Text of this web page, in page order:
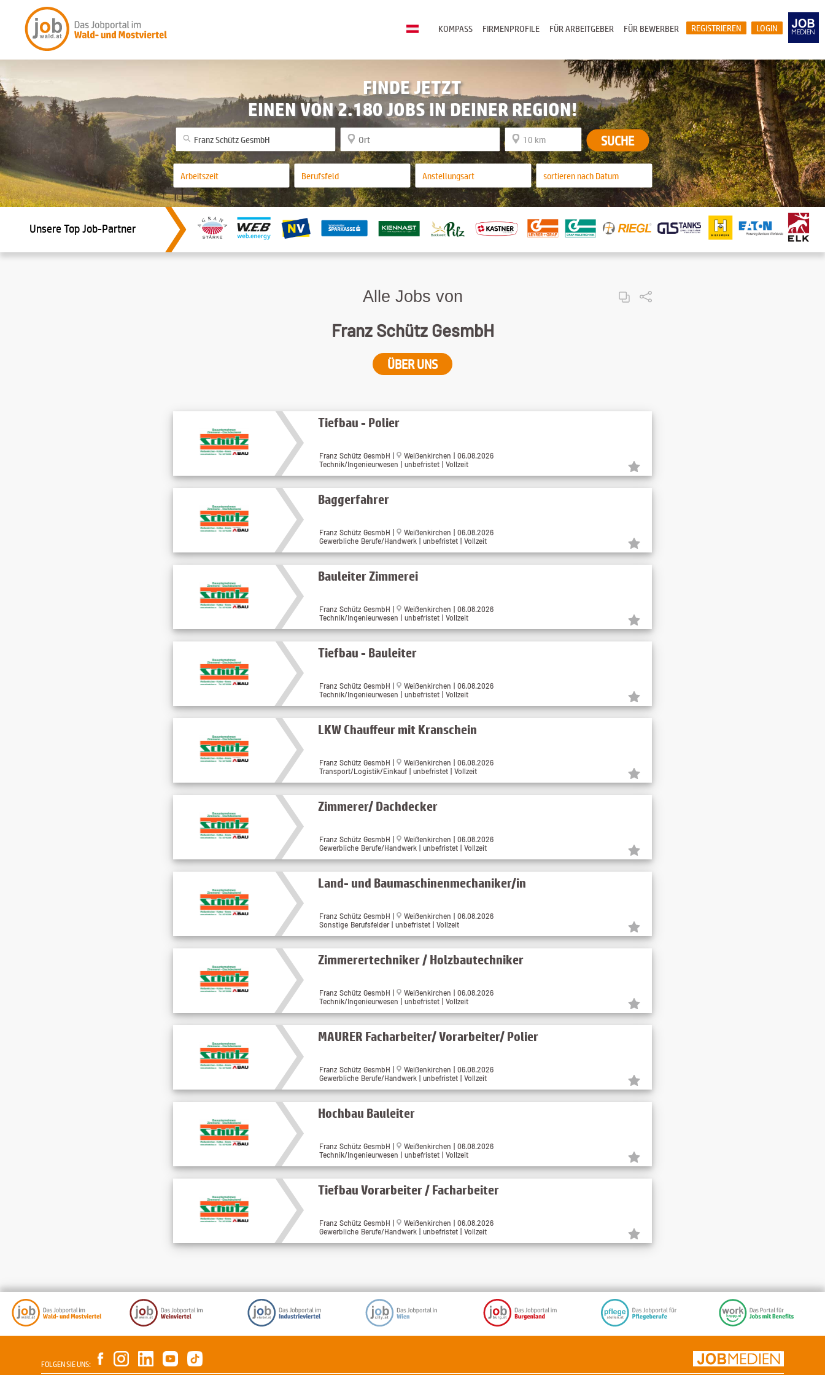
LOGIN
REGISTRIEREN
FÜR BEWERBER
FÜR ARBEITGEBER
FIRMENPROFILE
KOMPASS
FINDE JETZT
EINEN VON 2.180 JOBS IN DEINER REGION!
SUCHE
Unsere Top Job-Partner
Alle Jobs von
Franz Schütz GesmbH
ÜBER UNS
Tiefbau - Polier
Franz Schütz GesmbH |
Weißenkirchen | 06.08.2026
Technik/Ingenieurwesen | unbefristet | Vollzeit
Baggerfahrer
Franz Schütz GesmbH |
Weißenkirchen | 06.08.2026
Gewerbliche Berufe/Handwerk | unbefristet | Vollzeit
Bauleiter Zimmerei
Franz Schütz GesmbH |
Weißenkirchen | 06.08.2026
Technik/Ingenieurwesen | unbefristet | Vollzeit
Tiefbau - Bauleiter
Franz Schütz GesmbH |
Weißenkirchen | 06.08.2026
Technik/Ingenieurwesen | unbefristet | Vollzeit
LKW Chauffeur mit Kranschein
Franz Schütz GesmbH |
Weißenkirchen | 06.08.2026
Transport/Logistik/Einkauf | unbefristet | Vollzeit
Zimmerer/ Dachdecker
Franz Schütz GesmbH |
Weißenkirchen | 06.08.2026
Gewerbliche Berufe/Handwerk | unbefristet | Vollzeit
Land- und Baumaschinenmechaniker/in
Franz Schütz GesmbH |
Weißenkirchen | 06.08.2026
Sonstige Berufsfelder | unbefristet | Vollzeit
Zimmerertechniker / Holzbautechniker
Franz Schütz GesmbH |
Weißenkirchen | 06.08.2026
Technik/Ingenieurwesen | unbefristet | Vollzeit
MAURER Facharbeiter/ Vorarbeiter/ Polier
Franz Schütz GesmbH |
Weißenkirchen | 06.08.2026
Gewerbliche Berufe/Handwerk | unbefristet | Vollzeit
Hochbau Bauleiter
Franz Schütz GesmbH |
Weißenkirchen | 06.08.2026
Technik/Ingenieurwesen | unbefristet | Vollzeit
Tiefbau Vorarbeiter / Facharbeiter
Franz Schütz GesmbH |
Weißenkirchen | 06.08.2026
Gewerbliche Berufe/Handwerk | unbefristet | Vollzeit
FOLGEN SIE UNS: